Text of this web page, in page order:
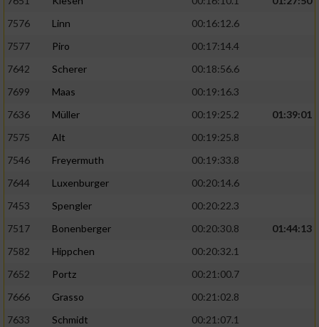
7576
Linn
00:16:12.6
7577
Piro
00:17:14.4
7642
Scherer
00:18:56.6
7699
Maas
00:19:16.3
7636
Müller 00:19:25.2
01:39:01
7575
Alt
00:19:25.8
7546
Freyermuth
00:19:33.8
7644
Luxenburger
00:20:14.6
7453
Spengler
00:20:22.3
7517
Bonenberger 00:20:30.8
01:44:13
7582
Hippchen
00:20:32.1
7652
Portz
00:21:00.7
7666
Grasso
00:21:02.8
7633
Schmidt
00:21:07.1